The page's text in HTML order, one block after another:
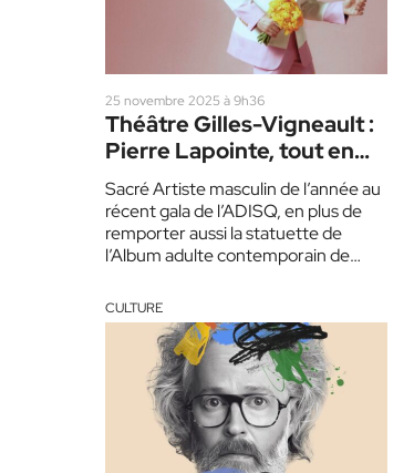
25 novembre 2025 à 9h36
Théâtre Gilles-Vigneault :
Pierre Lapointe, tout en
sensibilité
Sacré Artiste masculin de l’année au
récent gala de l’ADISQ, en plus de
remporter aussi la statuette de
l’Album adulte contemporain de
CULTURE